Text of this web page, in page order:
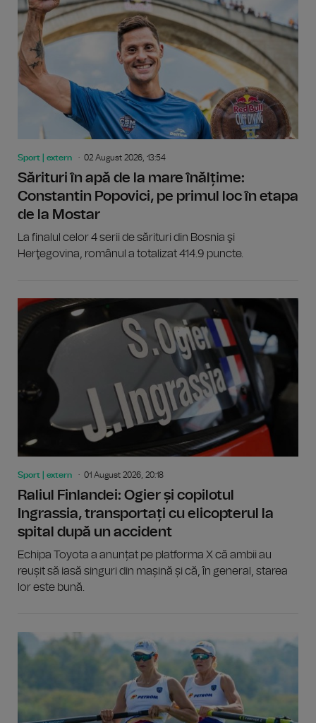
Sport | extern 02 August 2026, 13:54
Sărituri în apă de la mare înălțime:
Constantin Popovici, pe primul loc în etapa
de la Mostar
La finalul celor 4 serii de sărituri din Bosnia şi
Herţegovina, românul a totalizat 414.9 puncte.
Sport | extern 01 August 2026, 20:18
Raliul Finlandei: Ogier și copilotul
Ingrassia, transportați cu elicopterul la
spital după un accident
Echipa Toyota a anunțat pe platforma X că ambii au
reușit să iasă singuri din mașină și că, în general, starea
lor este bună.